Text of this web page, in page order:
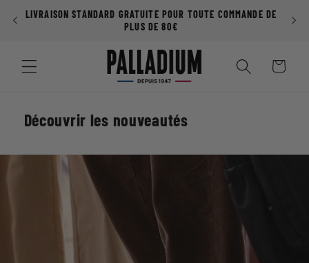
passer au
contenu
Paiement en 3x (sans frais) avec ALMA
Panier
Découvrir les nouveautés